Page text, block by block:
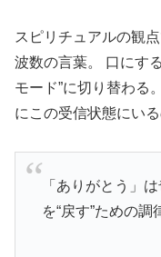
スピリチュアルの観
波数の言葉。 口にす
モード”に切り替わる
にこの受信状態にいる
「ありがとう」
を“戻す”ための調